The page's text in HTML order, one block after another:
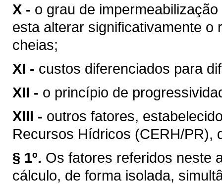
X - o grau de
esta alterar significativamente o
cheias;
XI - custos diferenciados para
XII - o princípio de
XIII - outros fatores,
Recursos Hídricos (CERH/PR),
§ 1º. Os fatores referidos neste
cálculo, de forma isolada,